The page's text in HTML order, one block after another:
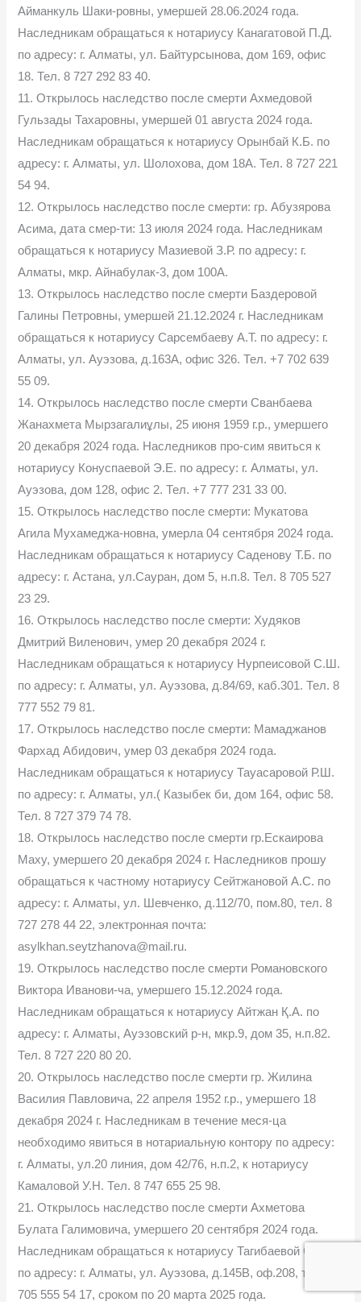
Айманкуль Шаки-ровны, умершей 28.06.2024 года.
Наследникам обращаться к нотариусу Канагатовой П.Д.
по адресу: г. Алматы, ул. Байтурсынова, дом 169, офис
18. Тел. 8 727 292 83 40.
11. Открылось наследство после смерти Ахмедовой
Гульзады Тахаровны, умершей 01 августа 2024 года.
Наследникам обращаться к нотариусу Орынбай К.Б. по
адресу: г. Алматы, ул. Шолохова, дом 18А. Тел. 8 727 221
54 94.
12. Открылось наследство после смерти: гр. Абузярова
Асима, дата смер-ти: 13 июля 2024 года. Наследникам
обращаться к нотариусу Мазиевой З.Р. по адресу: г.
Алматы, мкр. Айнабулак-3, дом 100А.
13. Открылось наследство после смерти Баздеровой
Галины Петровны, умершей 21.12.2024 г. Наследникам
обращаться к нотариусу Сарсембаеву А.Т. по адресу: г.
Алматы, ул. Ауэзова, д.163А, офис 326. Тел. +7 702 639
55 09.
14. Открылось наследство после смерти Сванбаева
Жанахмета Мырзагалиұлы, 25 июня 1959 г.р., умершего
20 декабря 2024 года. Наследников про-сим явиться к
нотариусу Конуспаевой Э.Е. по адресу: г. Алматы, ул.
Ауэзова, дом 128, офис 2. Тел. +7 777 231 33 00.
15. Открылось наследство после смерти: Мукатова
Агила Мухамеджа-новна, умерла 04 сентября 2024 года.
Наследникам обращаться к нотариусу Саденову Т.Б. по
адресу: г. Астана, ул.Сауран, дом 5, н.п.8. Тел. 8 705 527
23 29.
16. Открылось наследство после смерти: Худяков
Дмитрий Виленович, умер 20 декабря 2024 г.
Наследникам обращаться к нотариусу Нурпеисовой С.Ш.
по адресу: г. Алматы, ул. Ауэзова, д.84/69, каб.301. Тел. 8
777 552 79 81.
17. Открылось наследство после смерти: Мамаджанов
Фархад Абидович, умер 03 декабря 2024 года.
Наследникам обращаться к нотариусу Тауасаровой Р.Ш.
по адресу: г. Алматы, ул.( Казыбек би, дом 164, офис 58.
Тел. 8 727 379 74 78.
18. Открылось наследство после смерти гр.Ескаирова
Маху, умершего 20 декабря 2024 г. Наследников прошу
обращаться к частному нотариусу Сейтжановой А.С. по
адресу: г. Алматы, ул. Шевченко, д.112/70, пом.80, тел. 8
727 278 44 22, электронная почта:
asylkhan.seytzhanova@mail.ru.
19. Открылось наследство после смерти Романовского
Виктора Иванови-ча, умершего 15.12.2024 года.
Наследникам обращаться к нотариусу Айтжан Қ.А. по
адресу: г. Алматы, Ауэзовский р-н, мкр.9, дом 35, н.п.82.
Тел. 8 727 220 80 20.
20. Открылось наследство после смерти гр. Жилина
Василия Павловича, 22 апреля 1952 г.р., умершего 18
декабря 2024 г. Наследникам в течение меся-ца
необходимо явиться в нотариальную контору по адресу:
г. Алматы, ул.20 линия, дом 42/76, н.п.2, к нотариусу
Камаловой У.Н. Тел. 8 747 655 25 98.
21. Открылось наследство после смерти Ахметова
Булата Галимовича, умершего 20 сентября 2024 года.
Наследникам обращаться к нотариусу Тагибаевой С.М.
по адресу: г. Алматы, ул. Ауэзова, д.145В, оф.208, тел. +7
705 555 54 17, сроком по 20 марта 2025 года.